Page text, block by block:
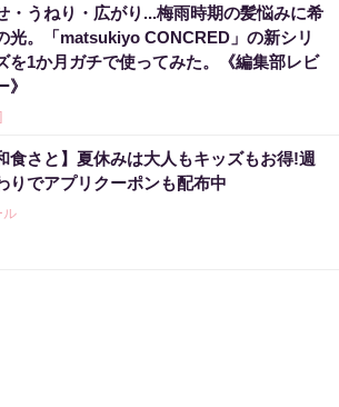
・うねり・広がり...梅雨時期の髪悩みに希
光。「matsukiyo CONCRED」の新シリ
を1か月ガチで使ってみた。《編集部レビ
》
食さと】夏休みは大人もキッズもお得!週
りでアプリクーポンも配布中
ル